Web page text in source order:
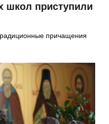
школ приступили
причащения